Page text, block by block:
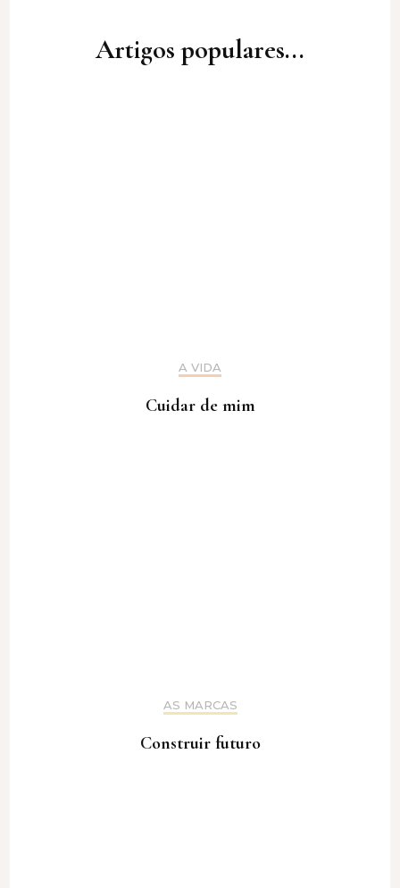
Artigos populares...
A VIDA
Cuidar de mim
AS MARCAS
Construir futuro